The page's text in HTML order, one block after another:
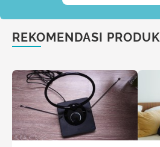
REKOMENDASI PRODUK